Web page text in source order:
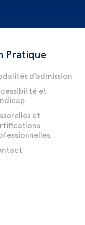
Pratique
d’admission
et
et